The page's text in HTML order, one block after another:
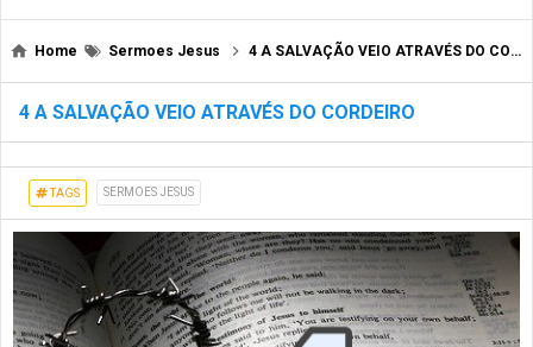
Home Sermoes Jesus 4 A SALVAÇÃO VEIO ATRAVÉS DO CORDEIRO
4 A SALVAÇÃO VEIO ATRAVÉS DO CORDEIRO
TAGS SERMOES JESUS